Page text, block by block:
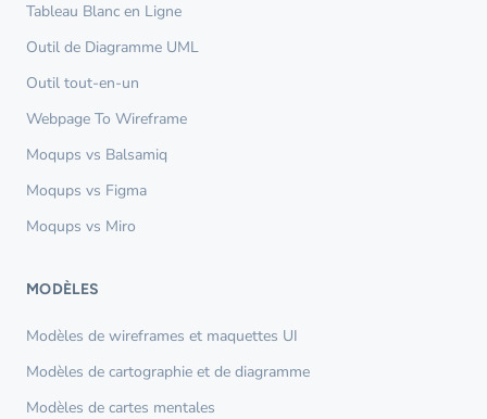
Tableau Blanc en Ligne
Outil de Diagramme UML
Outil tout-en-un
Webpage To Wireframe
Moqups vs Balsamiq
Moqups vs Figma
Moqups vs Miro
MODÈLES
Modèles de wireframes et maquettes UI
Modèles de cartographie et de diagramme
Modèles de cartes mentales